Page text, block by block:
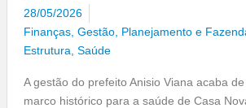
28/05/2026
Finanças, Gestão, Planejamento e
Estrutura Saúde
A gestão do prefeito Anisio Viana acaba
marco histórico para a saúde de Casa